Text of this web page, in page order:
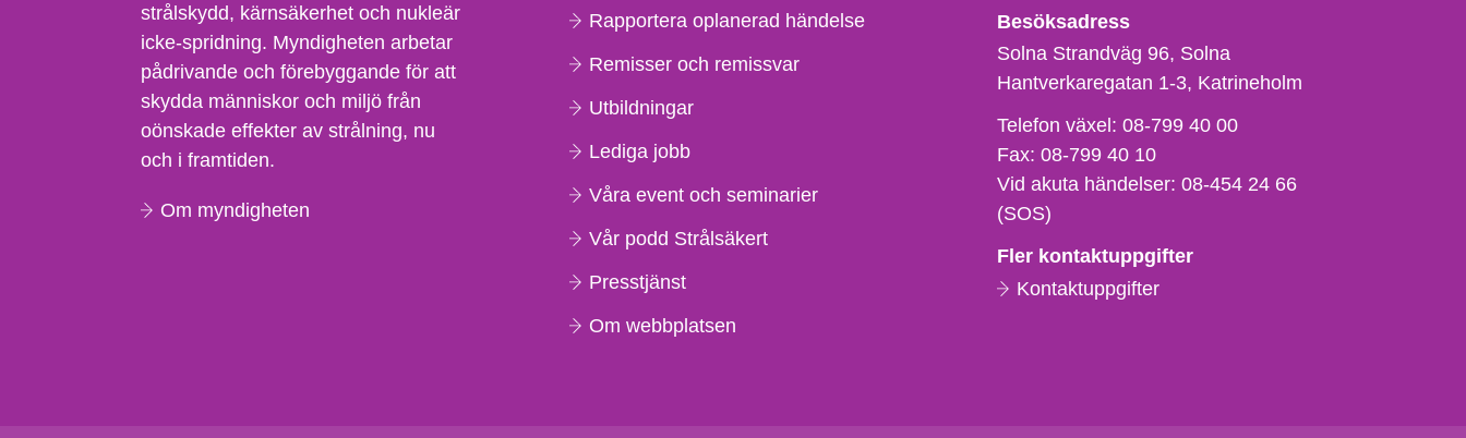
strålskydd, kärnsäkerhet och nukleär
icke-spridning. Myndigheten arbetar
pådrivande och förebyggande för att
skydda människor och miljö från
oönskade effekter av strålning, nu
och i framtiden.
Om myndigheten
Rapportera oplanerad händelse
Remisser och remissvar
Utbildningar
Lediga jobb
Våra event och seminarier
Vår podd Strålsäkert
Presstjänst
Om webbplatsen
Besöksadress
Solna Strandväg 96, Solna
Hantverkaregatan 1-3 Katrineholm
Telefon,
fax
och
e-
Telefon växel:08-799 40 00
Fax:08-799 40 10
Vid akuta händelser:08-454 24 66
(SOS)
Fler kontaktuppgifter
Kontaktuppgifter